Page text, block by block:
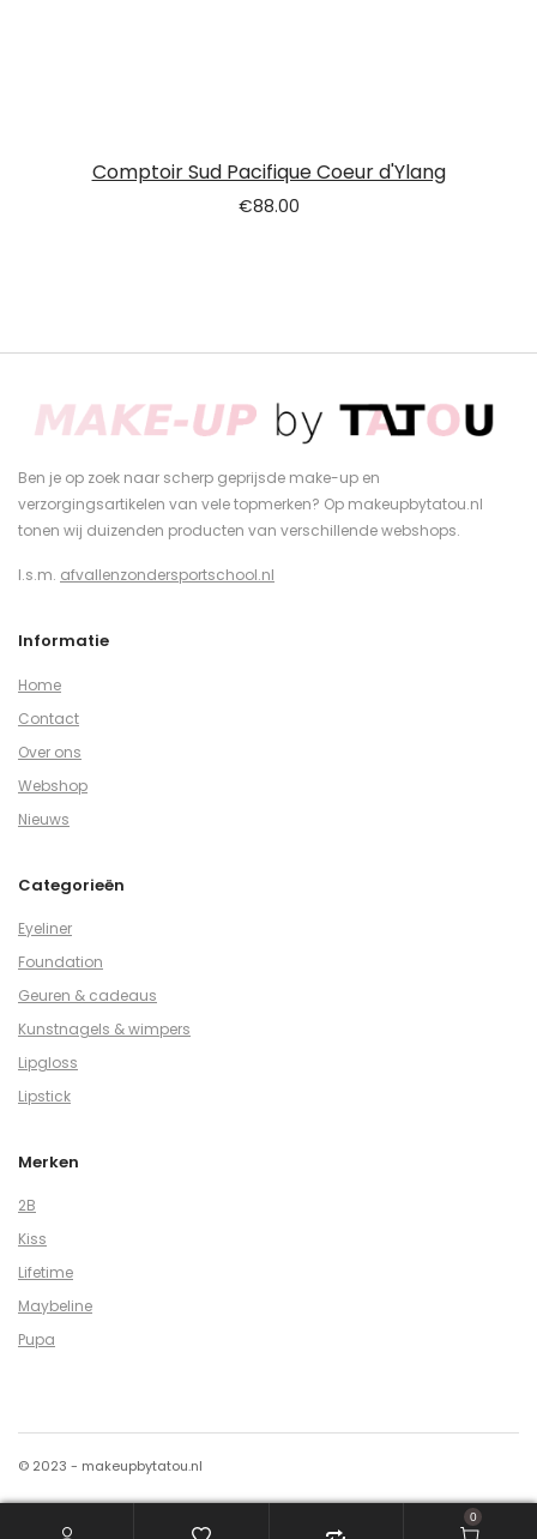
Comptoir Sud Pacifique Coeur d'Ylang
€88.00
Ben je op zoek naar scherp geprijsde make-up en
verzorgingsartikelen van vele topmerken? Op makeupbytatou.nl
tonen wij duizenden producten van verschillende webshops.
I.s.m. afvallenzondersportschool.nl
Informatie
Home
Contact
Over ons
Webshop
Nieuws
Categorieën
Eyeliner
Foundation
Geuren & cadeaus
Kunstnagels & wimpers
Lipgloss
Lipstick
Merken
2B
Kiss
Lifetime
Maybeline
Pupa
© 2023 - makeupbytatou.nl
0